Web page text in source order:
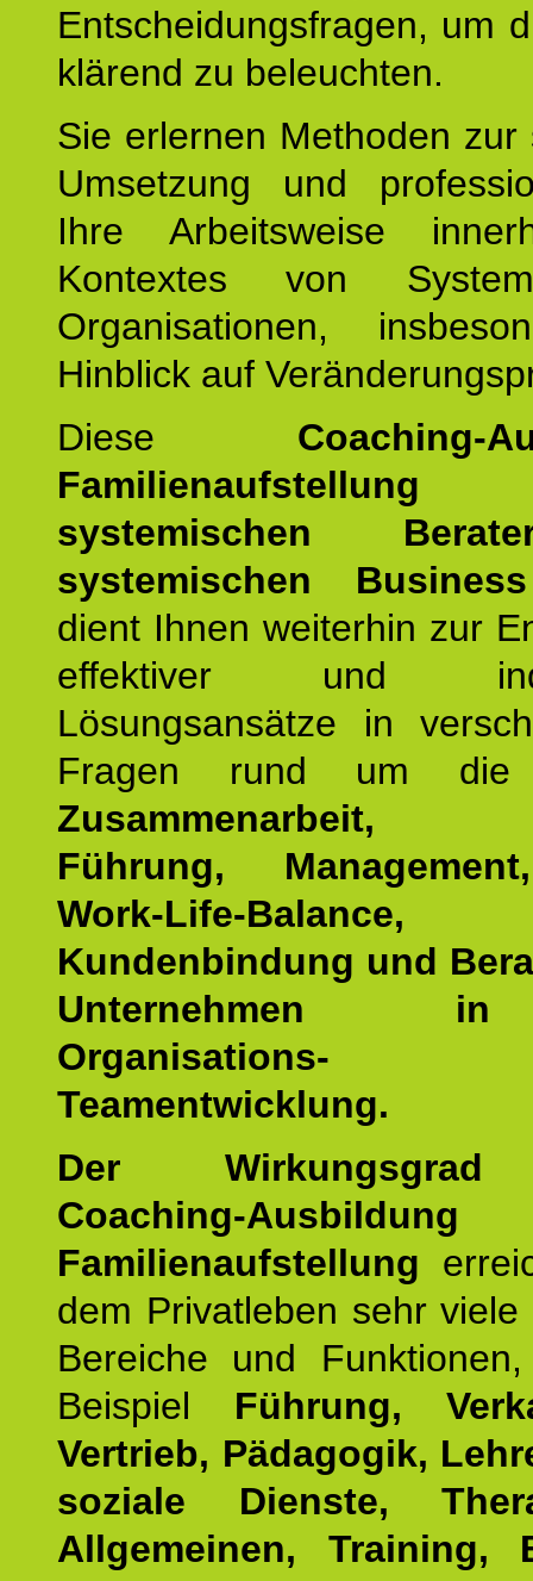
Entscheidungsfragen, um
klärend zu beleuchten.
Sie erlernen Methoden zur
Umsetzung und
Ihre Arbeitsweise
Kontextes von
Organisationen,
Hinblick auf
Diese Coaching-
Familienaufstellung
systemischen
systemischen
dient Ihnen weiterhin zur
effektiver und
Lösungsansätze in
Fragen rund um die
Zusammenarbeit,
Führung,
Work-Life-Balance,
Kundenbindung und
Unternehmen
Teamentwicklung.
Der
Coaching-Ausbildung
Familienaufstellung
dem Privatleben sehr viele
Bereiche und
Beispiel Führung,
Vertrieb, Pädagogik,
soziale Dienste,
Allgemeinen, Training,